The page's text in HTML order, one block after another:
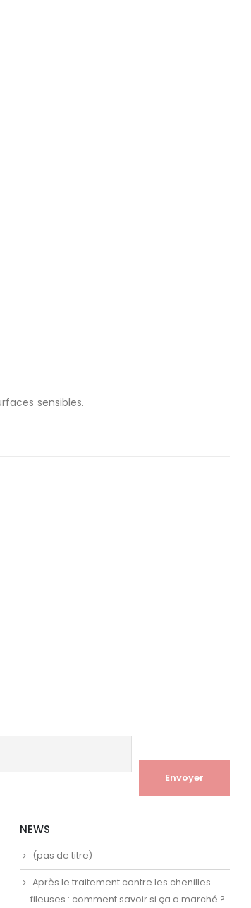
sensibles.
NEWS
(pas de titre)
Après le traitement contre les chenilles
fileuses : comment savoir si ça a marché ?